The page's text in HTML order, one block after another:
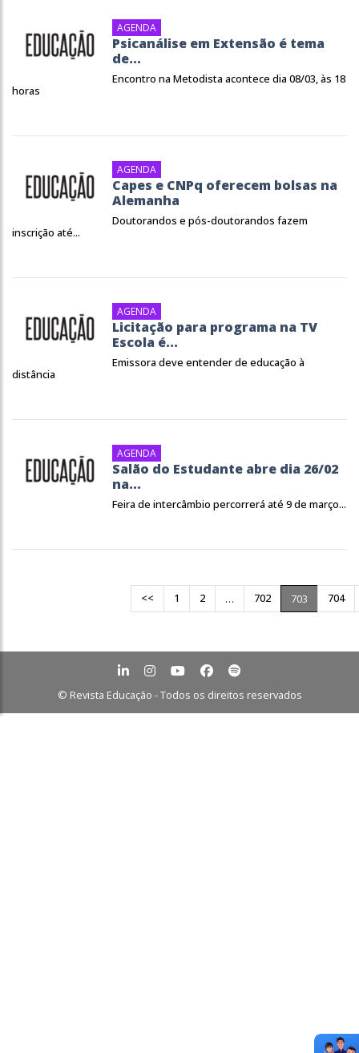
AGENDA
Psicanálise em Extensão é tema
de...
Encontro na Metodista acontece dia 08/03, às 18
horas
AGENDA
Capes e CNPq oferecem bolsas na
Alemanha
Doutorandos e pós-doutorandos fazem
inscrição até...
AGENDA
Licitação para programa na TV
Escola é...
Emissora deve entender de educação à
distância
AGENDA
Salão do Estudante abre dia 26/02
na...
Feira de intercâmbio percorrerá até 9 de março...
<< 1 2 … 702 703 704
© Revista Educação - Todos os direitos reservados